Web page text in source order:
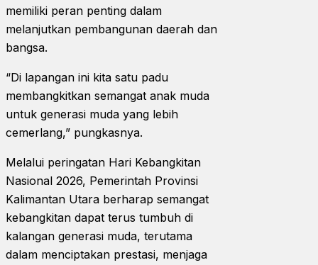
memiliki peran penting dalam
melanjutkan pembangunan daerah dan
bangsa.
“Di lapangan ini kita satu padu
membangkitkan semangat anak muda
untuk generasi muda yang lebih
cemerlang,” pungkasnya.
Melalui peringatan Hari Kebangkitan
Nasional 2026, Pemerintah Provinsi
Kalimantan Utara berharap semangat
kebangkitan dapat terus tumbuh di
kalangan generasi muda, terutama
dalam menciptakan prestasi, menjaga